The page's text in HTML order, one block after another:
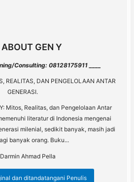
GEN Y
Consulting: 08128175911 ____
REALITAS, DAN PENGELOLAAN ANTAR
GENERASI.
Mitos, Realitas, dan Pengelolaan Antar
literatur di Indonesia mengenai
milenial, sedikit banyak, masih jadi
banyak orang. Buku...
Ahmad Pella
dan ditandatangani Penulis